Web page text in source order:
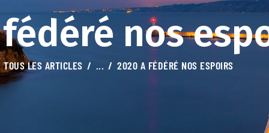
nos
TOUS LES ARTICLES ... 2020 A FÉDÉRÉ NOS ESPOIRS
MÉDIAS